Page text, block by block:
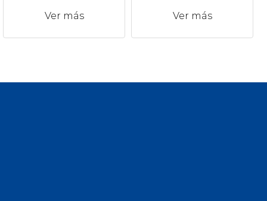
Ver más Ver más